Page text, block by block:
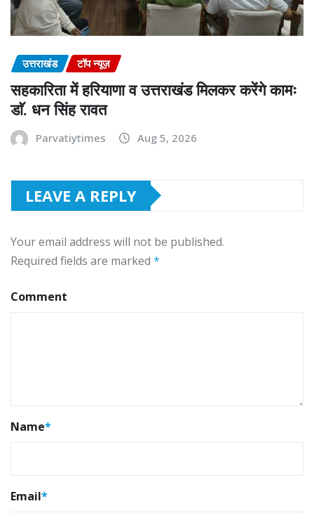
उत्तराखंड टॉप न्यूज़
सहकारिता में हरियाणा व उत्तराखंड मिलकर करेंगे कामः
डाॅ. धन सिंह रावत
Parvatiytimes Aug 5, 2026
LEAVE A REPLY
Your email address will not be published.
Required fields are marked *
Comment
Name*
Email*